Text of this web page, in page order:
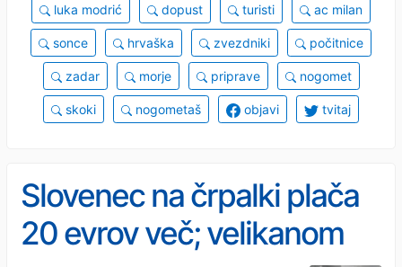
luka modrić dopust turisti ac milan
sonce hrvaška zvezdniki počitnice
zadar morje priprave nogomet
skoki nogometaš objavi tvitaj
Slovenec na črpalki plača
20 evrov več; velikanom